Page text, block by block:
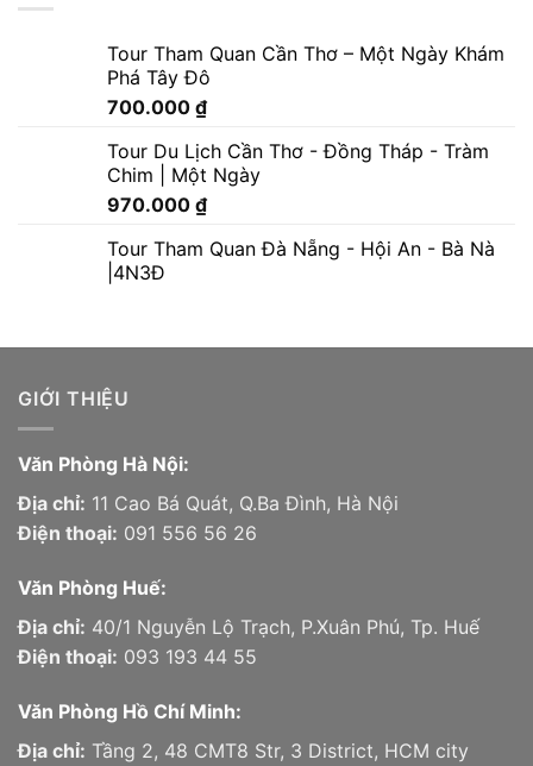
Tour Tham Quan Cần Thơ – Một Ngày Khám
Phá Tây Đô
700.000 ₫
Tour Du Lịch Cần Thơ - Đồng Tháp - Tràm
Chim | Một Ngày
970.000 ₫
Tour Tham Quan Đà Nẵng - Hội An - Bà Nà
|4N3Đ
GIỚI THIỆU
Văn Phòng Hà Nội:
Địa chỉ: 11 Cao Bá Quát, Q.Ba Đình, Hà Nội
Điện thoại: 091 556 56 26
Văn Phòng Huế:
Địa chỉ: 40/1 Nguyễn Lộ Trạch, P.Xuân Phú, Tp. Huế
Điện thoại: 093 193 44 55
Văn Phòng Hồ Chí Minh:
Địa chỉ: Tầng 2, 48 CMT8 Str, 3 District, HCM city